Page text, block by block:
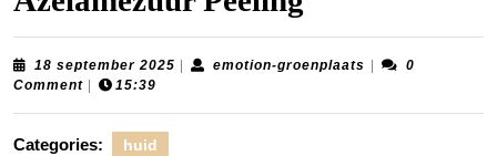
18 september 2025 18
emotion-groenplaats emotion-
0
Comment
15:39
Categories: huid